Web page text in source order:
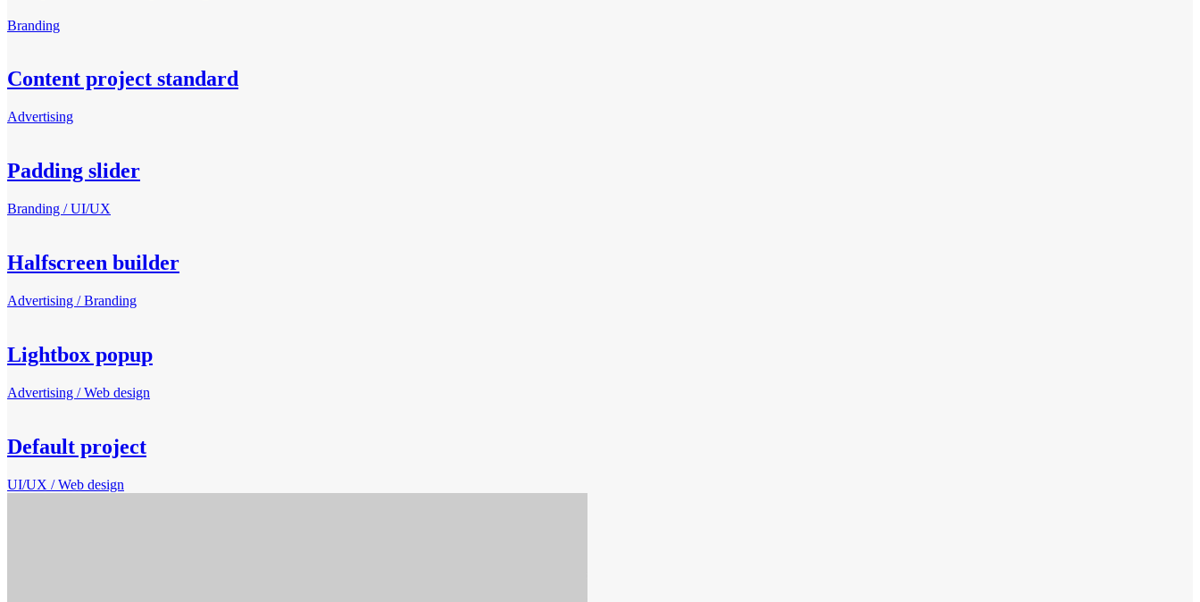
Branding
Content project standard
Advertising
Padding slider
Branding / UI/UX
Halfscreen builder
Advertising / Branding
Lightbox popup
Advertising / Web design
Default project
UI/UX / Web design